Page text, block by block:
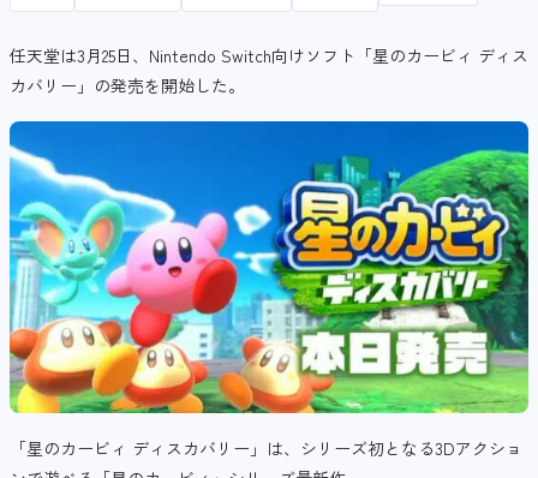
任天堂は3月25日、Nintendo Switch向けソフト「星のカービィ ディス
カバリー」の発売を開始した。
「星のカービィ ディスカバリー」は、シリーズ初となる3Dアクショ